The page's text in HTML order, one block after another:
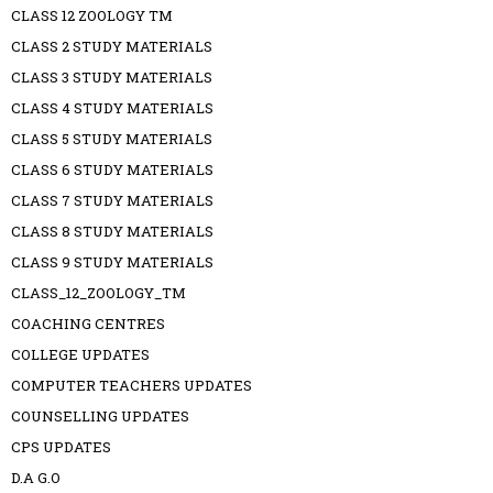
CLASS 12 ZOOLOGY TM
CLASS 2 STUDY MATERIALS
CLASS 3 STUDY MATERIALS
CLASS 4 STUDY MATERIALS
CLASS 5 STUDY MATERIALS
CLASS 6 STUDY MATERIALS
CLASS 7 STUDY MATERIALS
CLASS 8 STUDY MATERIALS
CLASS 9 STUDY MATERIALS
CLASS_12_ZOOLOGY_TM
COACHING CENTRES
COLLEGE UPDATES
COMPUTER TEACHERS UPDATES
COUNSELLING UPDATES
CPS UPDATES
D.A G.O